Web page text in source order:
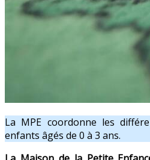
La MPE coordonne les
enfants âgés de 0 à 3 ans.